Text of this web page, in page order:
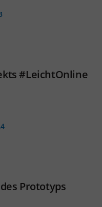
#LeichtOnline
Prototyps